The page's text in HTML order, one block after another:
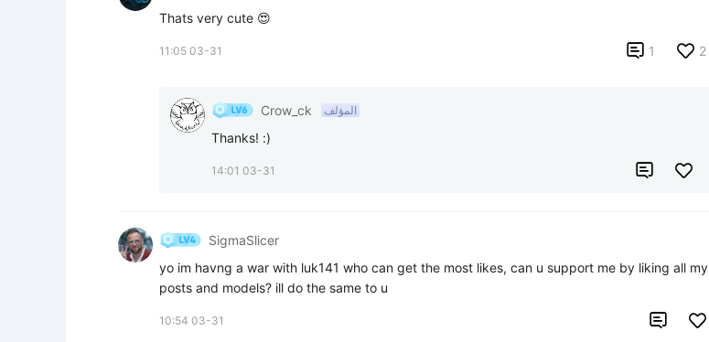
Thats very cute 😍
11:05 03-31  1 2
Crow_ck المؤلف
Thanks! :)
14:01 03-31 
SigmaSlicer
yo im havng a war with luk141 who can get the most likes, can u support me by liking all my
posts and models? ill do the same to u
10:54 03-31 